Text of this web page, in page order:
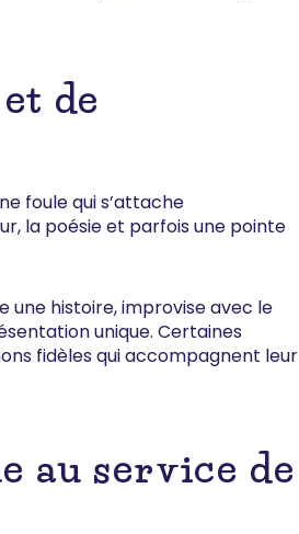
de
foule qui s’attache
la poésie et parfois une pointe
une histoire, improvise avec le
unique. Certaines
fidèles qui accompagnent leur
au service de